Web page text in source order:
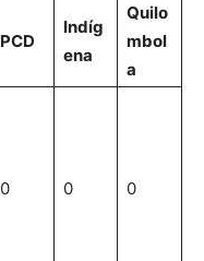
PCD
Indíg
ena
Quilo
mbol
a
0 0 0